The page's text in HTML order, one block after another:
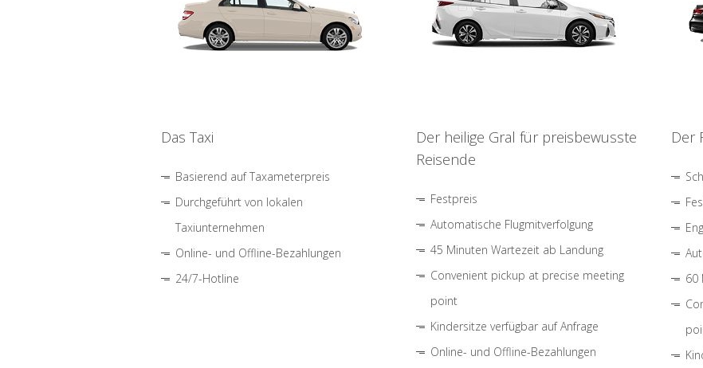
Das Taxi
Basierend auf Taxameterpreis
Durchgeführt von lokalen
Taxiunternehmen
Online- und Offline-Bezahlungen
24/7-Hotline
Der heilige Gral für preisbewusste
Reisende
Festpreis
Automatische Flugmitverfolgung
45 Minuten Wartezeit ab Landung
Convenient pickup at precise meeting
point
Kindersitze verfügbar auf Anfrage
Online- und Offline-Bezahlungen
Der
60